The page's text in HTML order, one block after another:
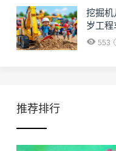
挖掘机
岁工程
553
推荐排行